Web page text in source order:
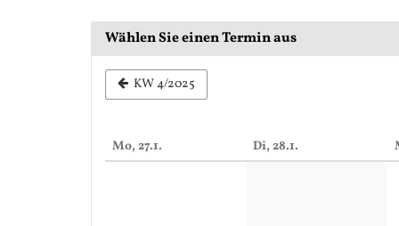
Wählen Sie einen Termin aus
KW 4/2025
auswählen
Mo, 27.1. Di, 28.1.